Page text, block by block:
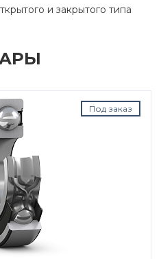
и закрытого типа
Под заказ